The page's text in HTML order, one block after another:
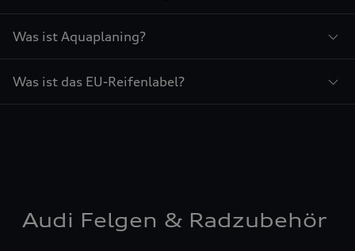
Was ist Aquaplaning?
Was ist das EU-Reifenlabel?
Audi Felgen & Radzubehör